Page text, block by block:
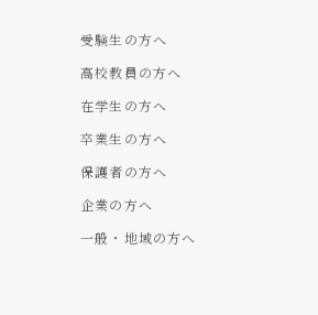
受験生の方へ
高校教員の方へ
在学生の方へ
卒業生の方へ
保護者の方へ
企業の方へ
一般・地域の方へ